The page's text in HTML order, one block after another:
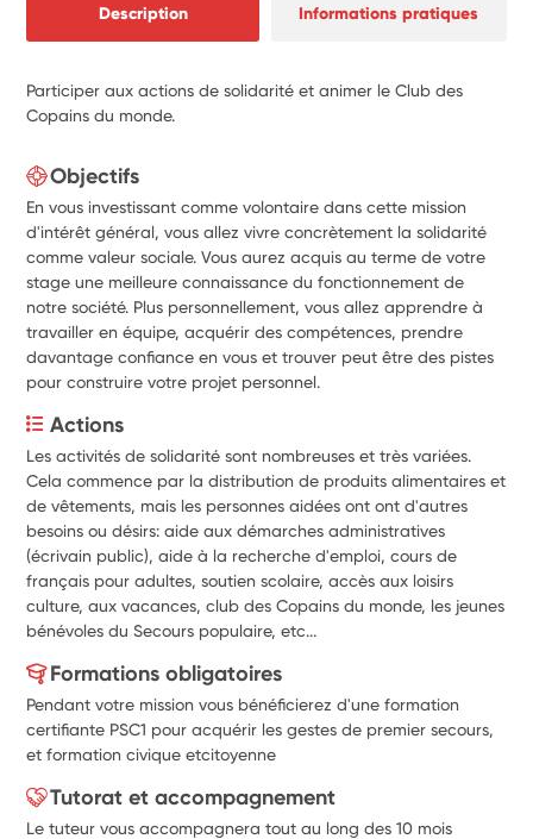
Description Informations pratiques
Participer aux actions de solidarité et animer le Club des
Copains du monde.
Objectifs
En vous investissant comme volontaire dans cette mission
d'intérêt général, vous allez vivre concrètement la solidarité
comme valeur sociale. Vous aurez acquis au terme de votre
stage une meilleure connaissance du fonctionnement de
notre société. Plus personnellement, vous allez apprendre à
travailler en équipe, acquérir des compétences, prendre
davantage confiance en vous et trouver peut être des pistes
pour construire votre projet personnel.
Actions
Les activités de solidarité sont nombreuses et très variées.
Cela commence par la distribution de produits alimentaires et
de vêtements, mais les personnes aidées ont ont d'autres
besoins ou désirs: aide aux démarches administratives
(écrivain public), aide à la recherche d'emploi, cours de
français pour adultes, soutien scolaire, accès aux loisirs
culture, aux vacances, club des Copains du monde, les jeunes
bénévoles du Secours populaire, etc...
Formations obligatoires
Pendant votre mission vous bénéficierez d'une formation
certifiante PSC1 pour acquérir les gestes de premier secours,
et formation civique etcitoyenne
Tutorat et accompagnement
Le tuteur vous accompagnera tout au long des 10 mois